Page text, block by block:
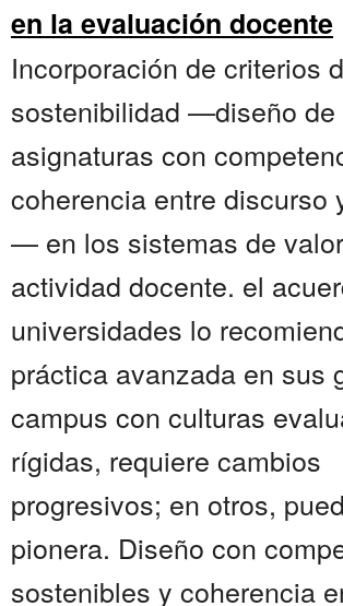
en la evaluación docente
Incorporación de criterios
sostenibilidad —diseño de
asignaturas con
coherencia entre discurso
— en los sistemas de
actividad docente. el
universidades lo
práctica avanzada en sus
campus con culturas
rígidas, requiere cambios
progresivos; en otros,
pionera. Diseño con
sostenibles y coherencia